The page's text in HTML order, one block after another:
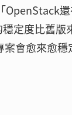
OpenStack
定度比舊版
會愈來愈穩